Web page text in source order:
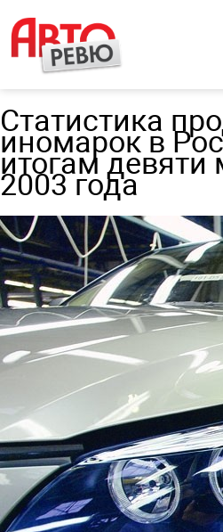
Статистика
иномарок в
итогам девяти
2003 года